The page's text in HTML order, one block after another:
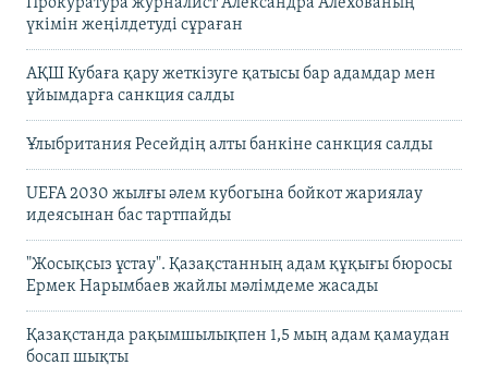
Прокуратура журналист Александра Алёхованың
үкімін жеңілдетуді сұраған
АҚШ Кубаға қару жеткізуге қатысы бар адамдар мен
ұйымдарға санкция салды
Ұлыбритания Ресейдің алты банкіне санкция салды
UEFA 2030 жылғы әлем кубогына бойкот жариялау
идеясынан бас тартпайды
"Жосықсыз ұстау". Қазақстанның адам құқығы бюросы
Ермек Нарымбаев жайлы мәлімдеме жасады
Қазақстанда рақымшылықпен 1,5 мың адам қамаудан
босап шықты